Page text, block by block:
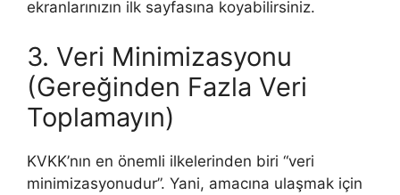
ekranlarınızın ilk sayfasına koyabilirsiniz.
3. Veri Minimizasyonu
(Gereğinden Fazla Veri
Toplamayın)
KVKK’nın en önemli ilkelerinden biri “veri
minimizasyonudur”. Yani, amacına ulaşmak için